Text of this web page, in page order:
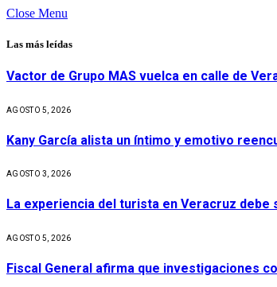
Close Menu
Las más leídas
Vactor de Grupo MAS vuelca en calle de
AGOSTO 5, 2026
Kany García alista un íntimo y emotivo
AGOSTO 3, 2026
La experiencia del turista en Veracruz debe
AGOSTO 5, 2026
Fiscal General afirma que investigaciones